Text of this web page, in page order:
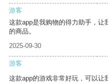
游客
这款app是我购物的得力助手，
的商品。
2025-09-30
游客
这款app的游戏非常好玩，可以让